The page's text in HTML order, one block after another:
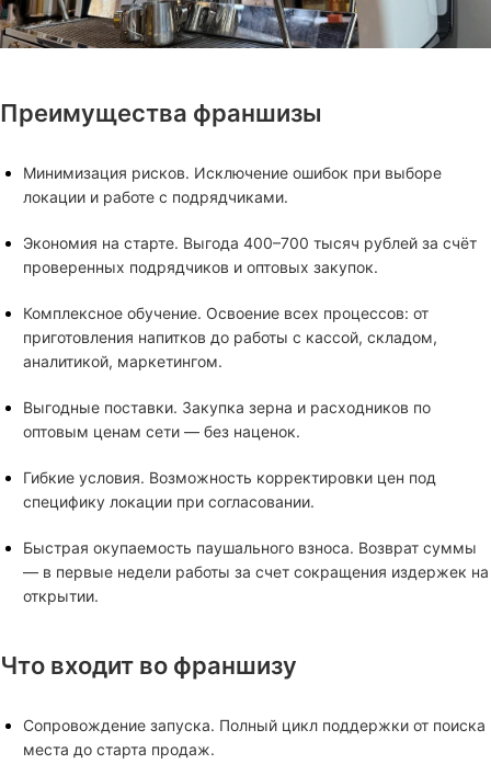
Преимущества франшизы
Минимизация рисков. Исключение ошибок при выборе
локации и работе с подрядчиками.
Экономия на старте. Выгода 400–700 тысяч рублей за счёт
проверенных подрядчиков и оптовых закупок.
Комплексное обучение. Освоение всех процессов: от
приготовления напитков до работы с кассой, складом,
аналитикой, маркетингом.
Выгодные поставки. Закупка зерна и расходников по
оптовым ценам сети — без наценок.
Гибкие условия. Возможность корректировки цен под
специфику локации при согласовании.
Быстрая окупаемость паушального взноса. Возврат суммы
— в первые недели работы за счет сокращения издержек на
открытии.
Что входит во франшизу
Сопровождение запуска. Полный цикл поддержки от поиска
места до старта продаж.